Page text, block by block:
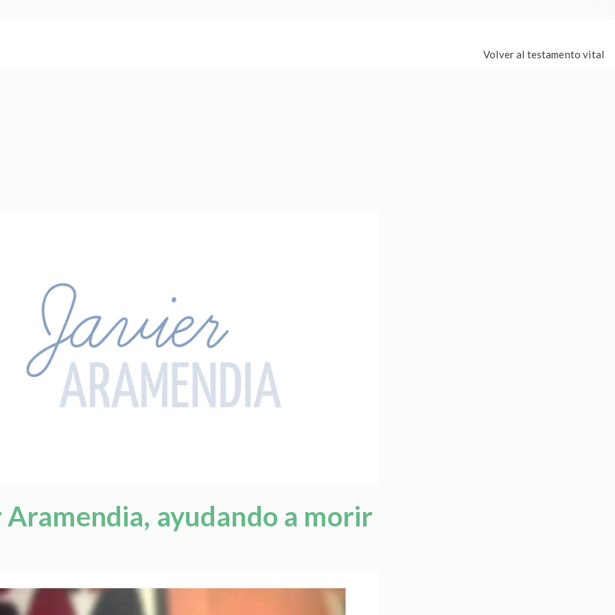
Volver al testamento vital
Aramendia, ayudando a morir